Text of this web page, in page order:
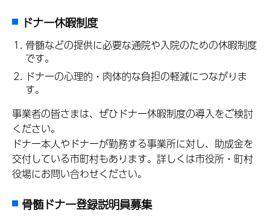
ドナー休暇制度
骨髄などの提供に必要な通院や入院のための休暇制度
です。
ドナーの心理的・肉体的な負担の軽減につながりま
す。
事業者の皆さまは、ぜひドナー休暇制度の導入をご検討
ください。
ドナー本人やドナーが勤務する事業所に対し、助成金を
交付している市町村もあります。詳しくは市役所・町村
役場にお問い合わせください。
骨髄ドナー登録説明員募集